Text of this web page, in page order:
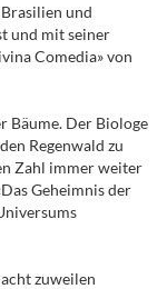
und
und mit seiner
Comedia» von
Bäume. Der Biologe
Regenwald zu
Zahl immer weiter
Geheimnis der
zuweilen